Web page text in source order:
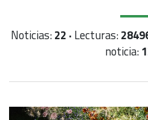
Noticias:22 · Lecturas:
noticia: